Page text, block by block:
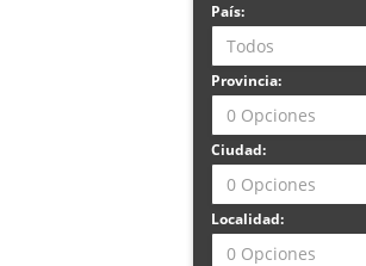
País:
Todos
Provincia:
0 Opciones
Ciudad:
0 Opciones
Localidad:
0 Opciones